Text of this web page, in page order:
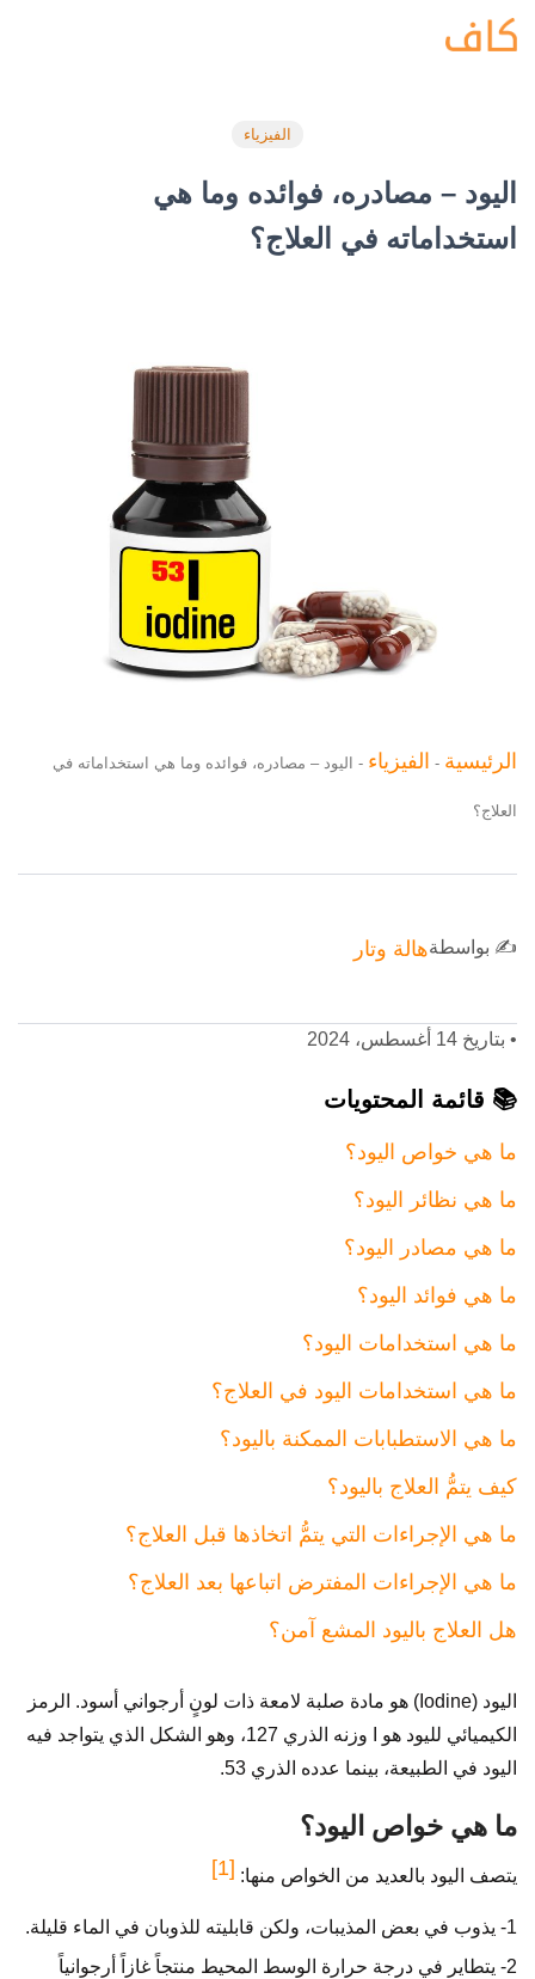
الفيزياء
اليود – مصادره، فوائده وما هي
استخداماته في العلاج؟
الرئيسية - الفيزياء - اليود – مصادره، فوائده وما هي استخداماته في
العلاج؟
✍️ بواسطةهالة وتار
• بتاريخ 14 أغسطس، 2024
📚 قائمة المحتويات
ما هي خواص اليود؟
ما هي نظائر اليود؟
ما هي مصادر اليود؟
ما هي فوائد اليود؟
ما هي استخدامات اليود؟
ما هي استخدامات اليود في العلاج؟
ما هي الاستطبابات الممكنة باليود؟
كيف يتمُّ العلاج باليود؟
ما هي الإجراءات التي يتمُّ اتخاذها قبل العلاج؟
ما هي الإجراءات المفترض اتباعها بعد العلاج؟
هل العلاج باليود المشع آمن؟
اليود (Iodine) هو مادة صلبة لامعة ذات لونٍ أرجواني أسود. الرمز
الكيميائي لليود هو I وزنه الذري 127، وهو الشكل الذي يتواجد فيه
اليود في الطبيعة، بينما عدده الذري 53.
ما هي خواص اليود؟
يتصف اليود بالعديد من الخواص منها: [1]
1- يذوب في بعض المذيبات، ولكن قابليته للذوبان في الماء قليلة.
2- يتطاير في درجة حرارة الوسط المحيط منتجاً غازاً أرجوانياً